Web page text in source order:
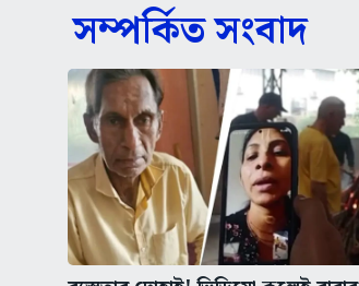
সম্পর্কিত সংবাদ